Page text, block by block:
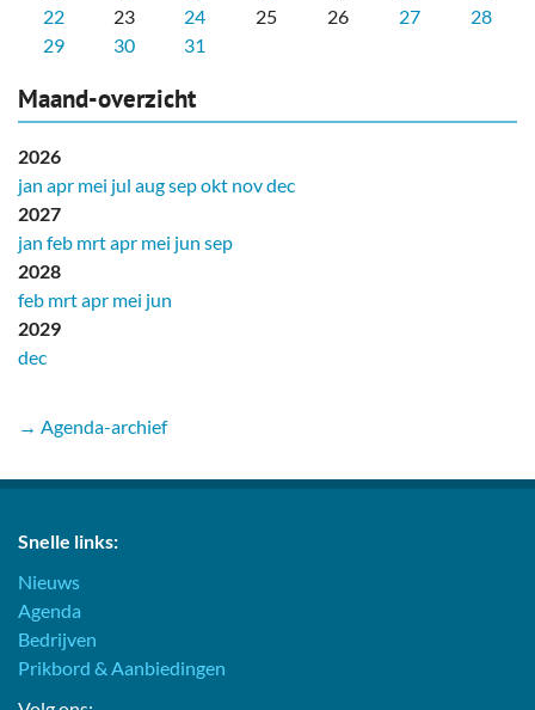
22
23 24 25 26 27
28
29
30 31
Maand-overzicht
2026
jan apr mei jul augsepokt novdec
2027
jan feb mrtapr mei jun sep
2028
feb mrtapr mei jun
2029
dec
→ Agenda-archief
Snelle links:
Nieuws
Agenda
Bedrijven
Prikbord & Aanbiedingen